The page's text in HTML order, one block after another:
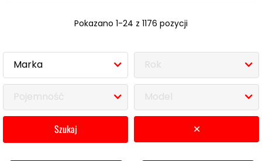
Pokazano 1-24 z 1176 pozycji
Marka Rok
Pojemność Model
szukaj ✕